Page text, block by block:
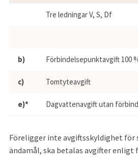
Tre ledningar V, S, Df
b) Förbindelsepunktavgift 100
c) Tomtyteavgift
e)* Dagvattenavgift utan
Föreligger inte avgiftsskyldighet för
ändamål, ska betalas avgifter enligt